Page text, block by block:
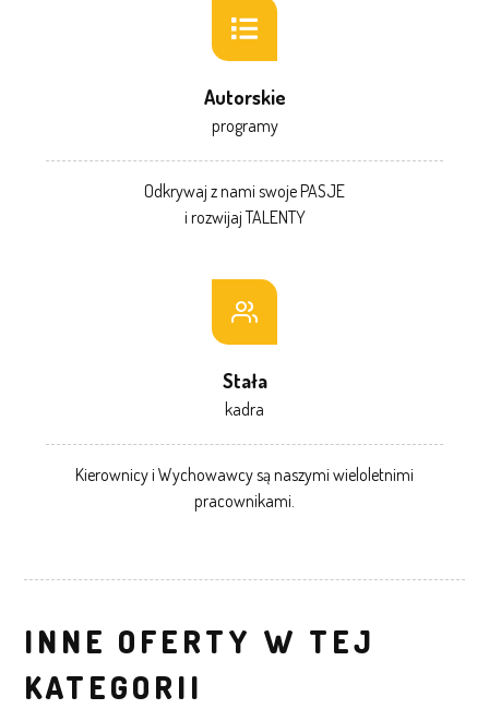
Autorskie
programy
Odkrywaj z nami swoje PASJE
i rozwijaj TALENTY
Stała
kadra
Kierownicy i Wychowawcy są naszymi wieloletnimi
pracownikami.
INNE OFERTY W TEJ
KATEGORII